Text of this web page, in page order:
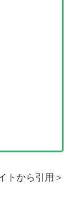
トから引用＞